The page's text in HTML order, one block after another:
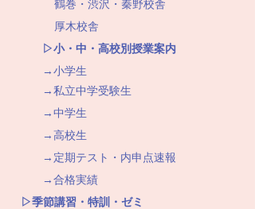
鶴巻・渋沢・秦野校舎
厚木校舎
▷小・中・高校別授業案内
→小学生
→私立中学受験生
→中学生
→高校生
→定期テスト・内申点速報
→合格実績
▷季節講習・特訓・ゼミ